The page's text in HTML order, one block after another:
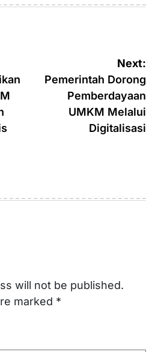
Next:
Pemerintah Dorong
Pemberdayaan
UMKM Melalui
Digitalisasi
will not be published.
marked *